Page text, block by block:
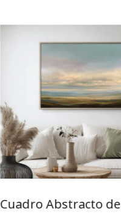
Cuadro Abstracto de